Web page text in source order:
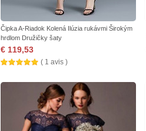
Čipka A-Riadok Kolená Ilúzia rukávmi Širokým
hrdlom Družičky šaty
€ 119,53
( 1 avis )